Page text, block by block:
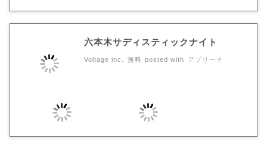
六本木サディスティックナイト
Voltage inc. 無料 posted with アプリーチ